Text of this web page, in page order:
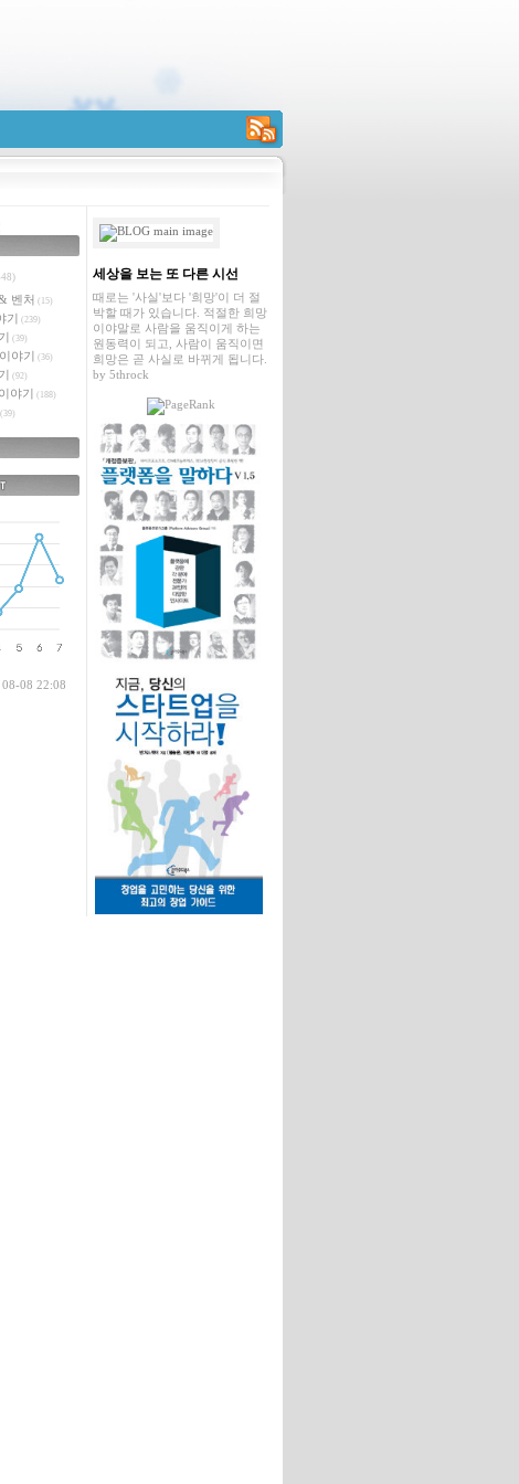
RSS
벤처 (15)
기 (239)
(39)
야기 (36)
(92)
야기 (188)
(39)
08-08 22:08
세상을 보는 또 다른 시선
때로는 '사실'보다 '희망'이 더 절
박할 때가 있습니다. 적절한 희망
이야말로 사람을 움직이게 하는
원동력이 되고, 사람이 움직이면
희망은 곧 사실로 바뀌게 됩니다.
by 5throck